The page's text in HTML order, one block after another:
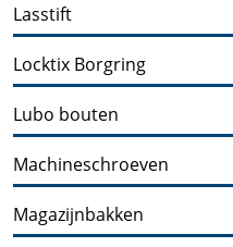
Lasstift
Locktix Borgring
Lubo bouten
Machineschroeven
Magazijnbakken